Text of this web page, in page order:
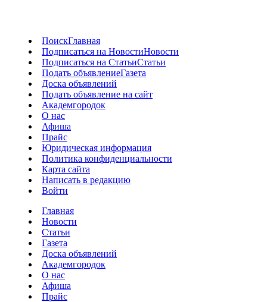
ПоискГлавная
Подписаться на НовостиНовости
Подписаться на СтатьиСтатьи
Подать объявлениеГазета
Доска объявлений
Подать объявление на сайт
Академгородок
О нас
Афиша
Прайс
Юридическая информация
Политика конфиденциальности
Карта сайта
Написать в редакцию
Войти
Главная
Новости
Статьи
Газета
Доска объявлений
Академгородок
О нас
Афиша
Прайс